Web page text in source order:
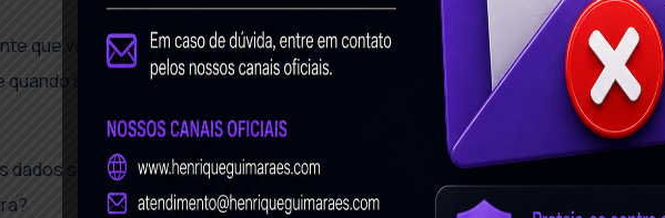
que você saiba que 8, em cada 10 pessoas, lerá o seu título. Parece ruim?
souber que apenas 2 dessas 10 pessoas,
lerão o conteúdo que você
se, para piorar a situação, você ainda colocasse um título nada chamativo,